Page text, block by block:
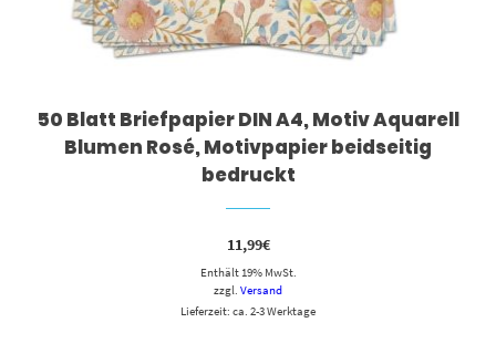
50 Blatt Briefpapier DIN A4, Motiv Aquarell
Blumen Rosé, Motivpapier beidseitig
bedruckt
11,99€
Enthält 19% MwSt.
zzgl. Versand
Lieferzeit: ca. 2-3 Werktage